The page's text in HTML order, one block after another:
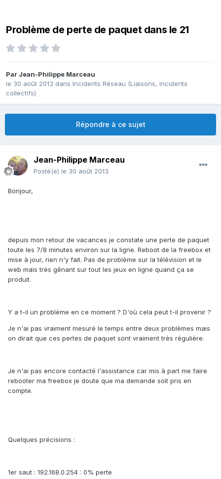
Problème de perte de paquet dans le 21
Par Jean-Philippe Marceau
le 30 août 2013 dans Incidents Réseau (Liaisons, incidents
collectifs)
Répondre à ce sujet
Jean-Philippe Marceau
Posté(e) le 30 août 2013
Bonjour,
depuis mon retour de vacances je constate une perte de paquet
toute les 7/8 minutes environ sur la ligne. Reboot de la freebox et
mise à jour, rien n'y fait. Pas de problème sur la télévision et le
web mais très gênant sur tout les jeux en ligne quand ça se
produit.
Y a t-il un problème en ce moment ? D'où cela peut t-il provenir ?
Je n'ai pas vraiment mesuré le temps entre deux problèmes mais
on dirait que ces pertes de paquet sont vraiment très régulière.
Je n'ai pas encore contacté l'assistance car mis à part me faire
rebooter ma freebox je doute que ma demande soit pris en
compte.
Quelques précisions :
1er saut : 192.168.0.254 : 0% perte